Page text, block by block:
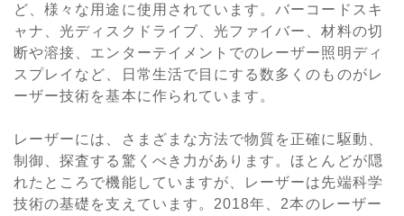
ど、様々な用途に使用されています。バーコードスキ
ャナ、光ディスクドライブ、光ファイバー、材料の切
断や溶接、エンターテイメントでのレーザー照明ディ
スプレイなど、日常生活で目にする数多くのものがレ
ーザー技術を基本に作られています。
レーザーには、さまざまな方法で物質を正確に駆動、
制御、探査する驚くべき力があります。ほとんどが隠
れたところで機能していますが、レーザーは先端科学
技術の基礎を支えています。2018年、2本のレーザー